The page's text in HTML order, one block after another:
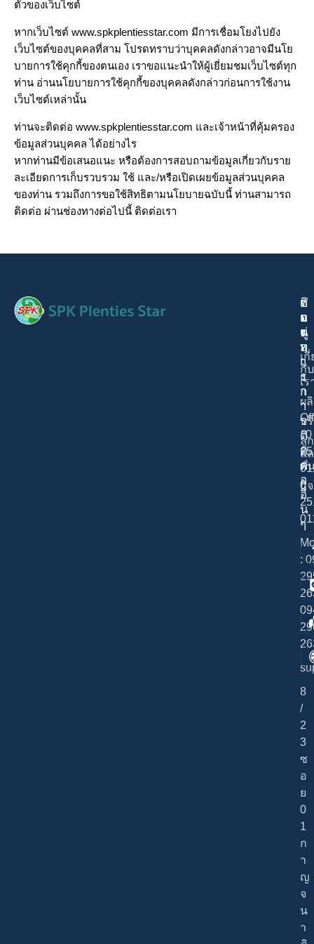
ตัวของเว็บไซต์
หากเว็บไซต์ www.spkplentiesstar.com มีการเชื่อมโยงไปยัง
เว็บไซต์ของบุคคลที่สาม โปรดทราบว่าบุคคลดังกล่าวอาจมีนโย
บายการใช้คุกกี้ของตนเอง เราขอแนะนำให้ผู้เยี่ยมชมเว็บไซต์ทุก
ท่าน อ่านนโยบายการใช้คุกกี้ของบุคคลดังกล่าวก่อนการใช้งาน
เว็บไซต์เหล่านั้น
ท่านจะติดต่อ www.spkplentiesstar.com และเจ้าหน้าที่คุ้มครอง
ข้อมูลส่วนบุคคล ได้อย่างไร
หากท่านมีข้อเสนอแนะ หรือต้องการสอบถามข้อมูลเกี่ยวกับราย
ละเอียดการเก็บรวบรวม ใช้ และ/หรือเปิดเผยข้อมูลส่วนบุคคล
ของท่าน รวมถึงการขอใช้สิทธิตามนโยบายฉบับนี้ ท่านสามารถ
ติดต่อ ผ่านช่องทางต่อไปนี้ ติดต่อเรา
ติ
ด
ต่
อ
เ
ร
า
: 0
0
:
8
/
2
3
ซ
อ
ย
0
1
ก
า
ญ
จ
น
า
เ
ม
นู
เกี่
กับ
เร
ผ
บ
ลู
แ
พั
กิ
ช่
อ
ง
ท
า
ง
ก
า
ร
ติ
ด
ต่
อ
อื่
น
ๆ